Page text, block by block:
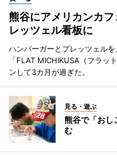
熊谷にアメリカンカ
レッツェル看板に
ハンバーガーとプレッツェル
「FLAT MICHIKUSA（フラッ
ンして3カ月が過ぎた。
見る・遊ぶ
熊谷で「お
む